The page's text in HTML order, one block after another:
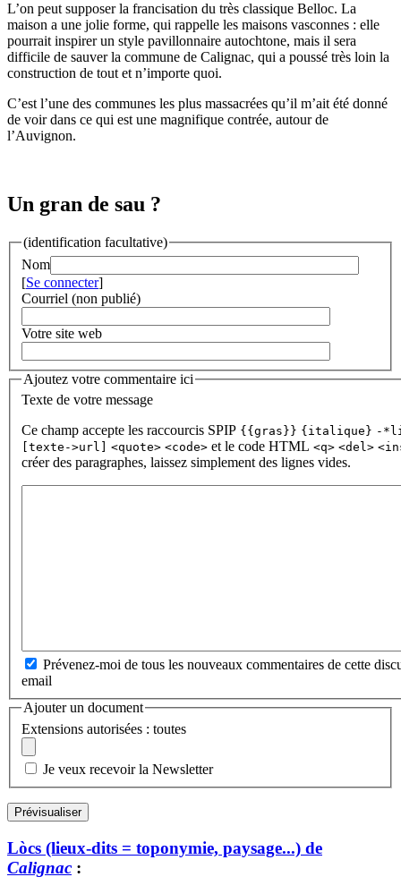
L’on peut supposer la francisation du très classique Belloc. La
maison a une jolie forme, qui rappelle les maisons vasconnes : elle
pourrait inspirer un style pavillonnaire autochtone, mais il sera
difficile de sauver la commune de Calignac, qui a poussé très loin la
construction de tout et n’importe quoi.
C’est l’une des communes les plus massacrées qu’il m’ait été donné
de voir dans ce qui est une magnifique contrée, autour de
l’Auvignon.
Un gran de sau ?
(identification facultative)
Nom
[Se connecter]
Courriel (non publié)
Votre site web
Ajoutez votre commentaire ici
Texte de votre message
Ce champ accepte les raccourcis SPIP {{gras}} {italique} -
[texte->url]
<quote> <code> et le code HTML <q> <del>
créer des paragraphes, laissez simplement des lignes vides.
Prévenez-moi de tous les nouveaux commentaires de cette
email
Ajouter un document
Extensions autorisées : toutes
Je veux recevoir la Newsletter
Lòcs (lieux-dits = toponymie, paysage...) de
Calignac :